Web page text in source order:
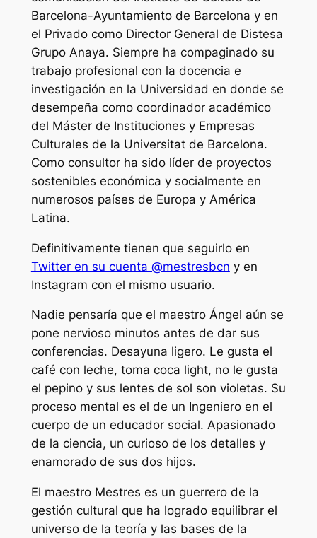
Barcelona-Ayuntamiento de Barcelona y en
el Privado como Director General de Distesa
Grupo Anaya. Siempre ha compaginado su
trabajo profesional con la docencia e
investigación en la Universidad en donde se
desempeña como coordinador académico
del Máster de Instituciones y Empresas
Culturales de la Universitat de Barcelona.
Como consultor ha sido líder de proyectos
sostenibles económica y socialmente en
numerosos países de Europa y América
Latina.
Definitivamente tienen que seguirlo en
Twitter en su cuenta @mestresbcn y en
Instagram con el mismo usuario.
Nadie pensaría que el maestro Ángel aún se
pone nervioso minutos antes de dar sus
conferencias. Desayuna ligero. Le gusta el
café con leche, toma coca light, no le gusta
el pepino y sus lentes de sol son violetas. Su
proceso mental es el de un Ingeniero en el
cuerpo de un educador social. Apasionado
de la ciencia, un curioso de los detalles y
enamorado de sus dos hijos.
El maestro Mestres es un guerrero de la
gestión cultural que ha logrado equilibrar el
universo de la teoría y las bases de la